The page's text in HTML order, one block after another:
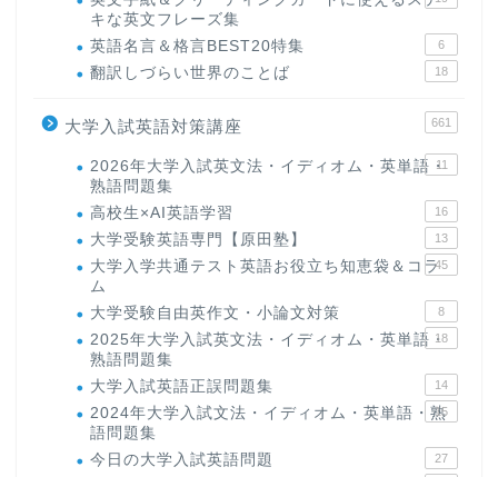
キな英文フレーズ集
英語名言＆格言BEST20特集 6
翻訳しづらい世界のことば 18
大学入試英語対策講座 661
2026年大学入試英文法・イディオム・英単語・
熟語問題集
11
高校生×AI英語学習 16
大学受験英語専門【原田塾】 13
大学入学共通テスト英語お役立ち知恵袋＆コラ
ム
45
大学受験自由英作文・小論文対策 8
2025年大学入試英文法・イディオム・英単語・
熟語問題集
18
大学入試英語正誤問題集 14
2024年大学入試文法・イディオム・英単語・熟
語問題集
15
今日の大学入試英語問題 27